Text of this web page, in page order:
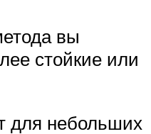
вы
стойкие или
для небольших